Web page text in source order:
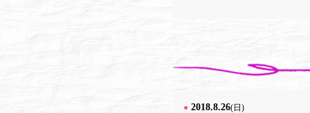
● 2018.8.26(日)